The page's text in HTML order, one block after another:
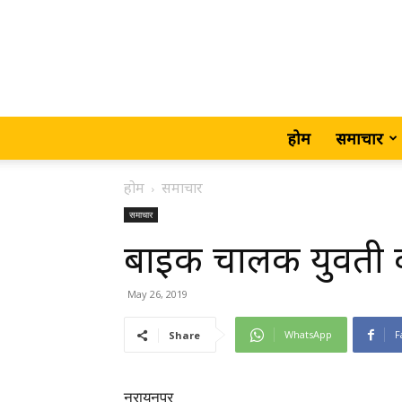
होम समाचार
होम समाचार
समाचार
बाइक चालक युवती
May 26, 2019
Share WhatsApp